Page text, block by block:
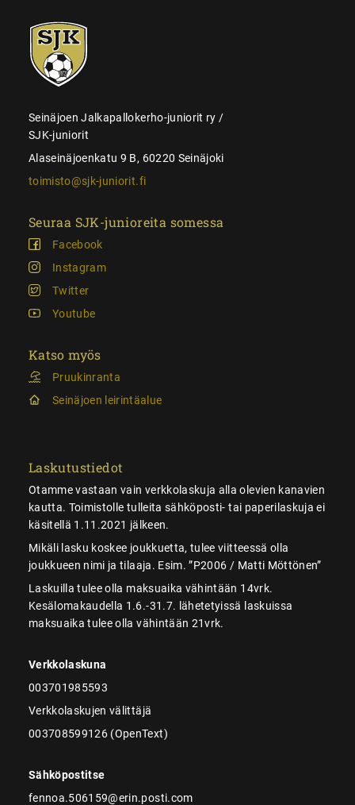
SJK-
juniorit
Seinäjoen Jalkapallokerho-juniorit ry /
SJK-juniorit
Alaseinäjoenkatu 9 B, 60220 Seinäjoki
toimisto@sjk-juniorit.fi
Seuraa SJK-junioreita somessa
Facebook
Instagram
Twitter
Youtube
Katso myös
Pruukinranta
Seinäjoen leirintäalue
Laskutustiedot
Otamme vastaan vain verkkolaskuja alla olevien kanavien
kautta. Toimistolle tulleita sähköposti- tai paperilaskuja ei
käsitellä 1.11.2021 jälkeen.
Mikäli lasku koskee joukkuetta, tulee viitteessä olla
joukkueen nimi ja tilaaja. Esim. ”P2006 / Matti Möttönen”
Laskuilla tulee olla maksuaika vähintään 14vrk.
Kesälomakaudella 1.6.-31.7. lähetetyissä laskuissa
maksuaika tulee olla vähintään 21vrk.
Verkkolaskuna
003701985593
Verkkolaskujen välittäjä
003708599126 (OpenText)
Sähköpostitse
fennoa.506159@erin.posti.com